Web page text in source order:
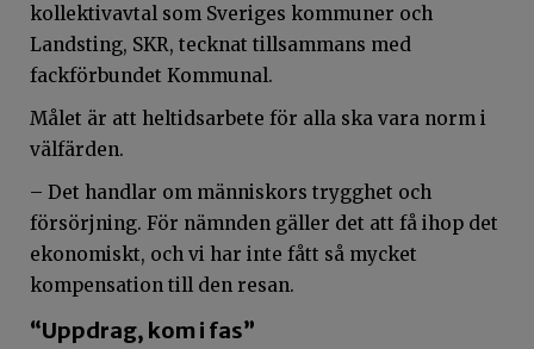
kollektivavtal som Sveriges kommuner och
Landsting, SKR, tecknat tillsammans med
fackförbundet Kommunal.
Målet är att heltidsarbete för alla ska vara norm i
välfärden.
– Det handlar om människors trygghet och
försörjning. För nämnden gäller det att få ihop det
ekonomiskt, och vi har inte fått så mycket
kompensation till den resan.
“Uppdrag, kom i fas”